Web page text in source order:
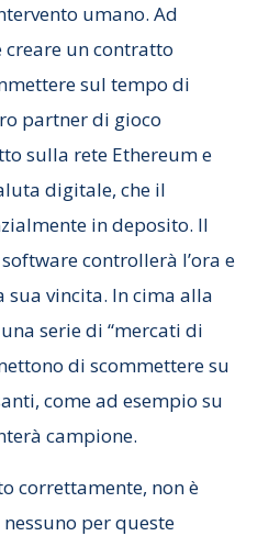
umano. Ad
creare un contratto
sul tempo di
partner di gioco
sulla rete Ethereum e
digitale, che il
in deposito. Il
controllerà l’ora e
sua vincita. In cima alla
serie di “mercati di
di scommettere su
come ad esempio su
campione.
correttamente, non è
per queste